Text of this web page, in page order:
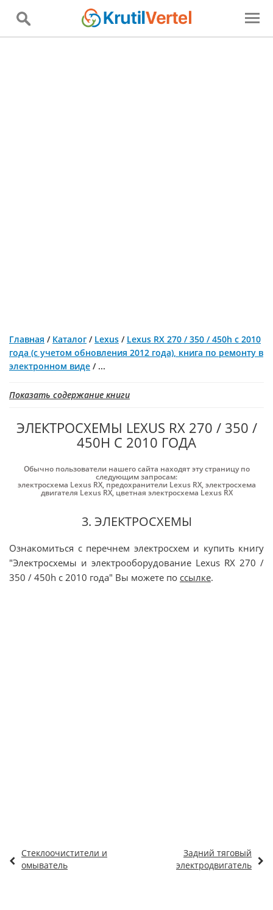
Главная / Каталог / Lexus / Lexus RX 270 / 350 / 450h с 2010
года (с учетом обновления 2012 года), книга по ремонту в
электронном виде / ...
Показать содержание книги
ЭЛЕКТРОСХЕМЫ LEXUS RX 270 / 350 /
450H С 2010 ГОДА
Обычно пользователи нашего сайта находят эту страницу по
следующим запросам:
электросхема Lexus RX, предохранители Lexus RX,электросхема
двигателя Lexus RX, цветная электросхема Lexus RX
3. ЭЛЕКТРОСХЕМЫ
Ознакомиться с перечнем электросхем и купить книгу
"Электросхемы и электрооборудование Lexus RX 270 /
350 / 450h с 2010 года" Вы можете по ссылке.
Стеклоочистители и
омыватель
Задний тяговый
электродвигатель